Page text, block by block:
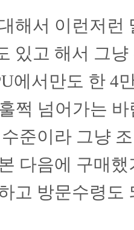
해서 이런저
있고 해서 그
에서만도 한 4
쩍 넘어가는
준이라 그냥
다음에 구매
고 방문수령도